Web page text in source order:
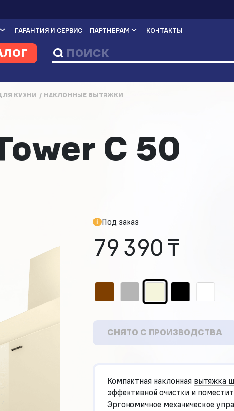
ГАРАНТИЯ И СЕРВИС ПАРТНЕРАМ КОНТАКТЫ
КУХНИ НАКЛОННЫЕ ВЫТЯЖКИ
C 50
Под заказ
79 390 ₸
СНЯТО С ПРОИЗВОДСТВА
Компактная наклонная вытяжка
эффективной очистки и
Эргономичное механическое